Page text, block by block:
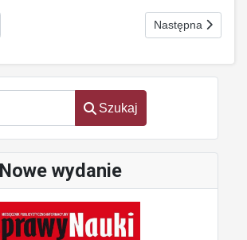
Szukaj
Nowe wydanie
Plakat w służbie ludzkości Następna strona:
Następna